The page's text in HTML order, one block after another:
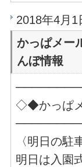
2018年4月
かっぱメー
んぼ情報
◇◆かっぱ
〈明日の駐
明日は入園